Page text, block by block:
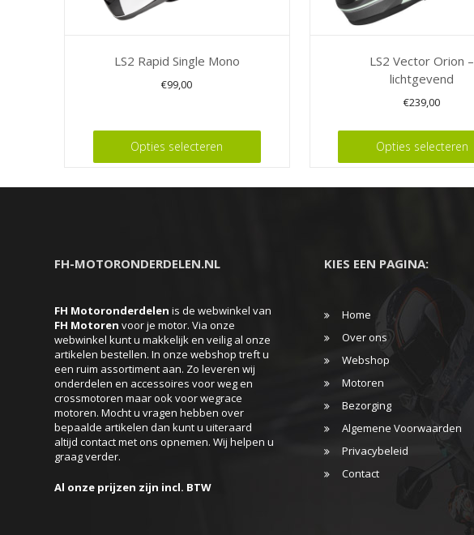
LS2 Rapid Single Mono
€99,00
Opties selecteren
meerdere
kan
worden
op
de
productpagina
LS2 Vector Orion –
lichtgevend
€239,00
Opties selecteren
product
heeft
optie
gekozen
worden
FH-MOTORONDERDELEN.NL
FH Motoronderdelen is de webwinkel van
FH Motoren voor je motor. Via onze
webwinkel kunt u makkelijk en veilig al onze
artikelen bestellen. In onze webshop treft u
een ruim assortiment aan. Zo leveren wij
onderdelen en accessoires voor weg en
crossmotoren maar ook voor wegrace
motoren. Mocht u vragen hebben over
bepaalde artikelen dan kunt u uiteraard
altijd contact met ons opnemen. Wij helpen u
graag verder.
Al onze prijzen zijn incl. BTW
KIES EEN PAGINA:
Home
Over ons
Webshop
Motoren
Bezorging
Algemene Voorwaarden
Privacybeleid
Contact